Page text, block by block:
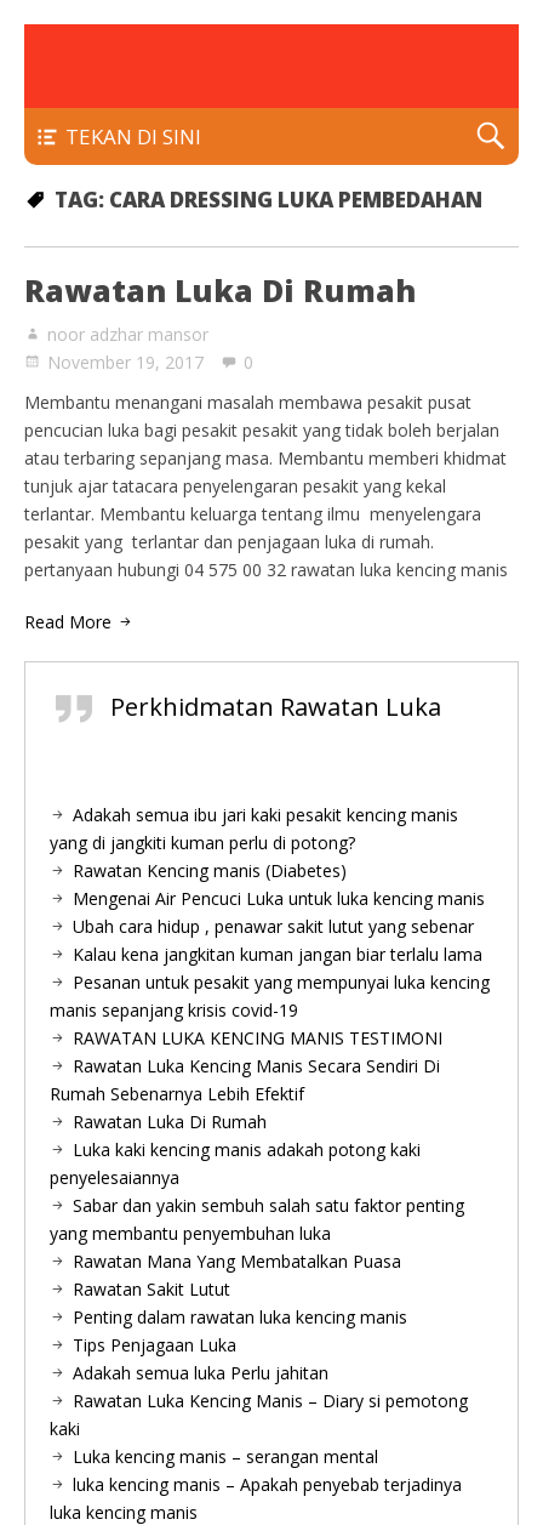
TEKAN DI SINI
TAG: CARA DRESSING LUKA PEMBEDAHAN
Rawatan Luka Di Rumah
noor adzhar mansor
November 19, 2017
0
Membantu menangani masalah membawa pesakit pusat
pencucian luka bagi pesakit pesakit yang tidak boleh berjalan
atau terbaring sepanjang masa. Membantu memberi khidmat
tunjuk ajar tatacara penyelengaran pesakit yang kekal
terlantar. Membantu keluarga tentang ilmu menyelengara
pesakit yang terlantar dan penjagaan luka di rumah.
pertanyaan hubungi 04 575 00 32 rawatan luka kencing manis
Read More
Perkhidmatan Rawatan Luka
Adakah semua ibu jari kaki pesakit kencing manis
yang di jangkiti kuman perlu di potong?
Rawatan Kencing manis (Diabetes)
Mengenai Air Pencuci Luka untuk luka kencing manis
Ubah cara hidup , penawar sakit lutut yang sebenar
Kalau kena jangkitan kuman jangan biar terlalu lama
Pesanan untuk pesakit yang mempunyai luka kencing
manis sepanjang krisis covid-19
RAWATAN LUKA KENCING MANIS TESTIMONI
Rawatan Luka Kencing Manis Secara Sendiri Di
Rumah Sebenarnya Lebih Efektif
Rawatan Luka Di Rumah
Luka kaki kencing manis adakah potong kaki
penyelesaiannya
Sabar dan yakin sembuh salah satu faktor penting
yang membantu penyembuhan luka
Rawatan Mana Yang Membatalkan Puasa
Rawatan Sakit Lutut
Penting dalam rawatan luka kencing manis
Tips Penjagaan Luka
Adakah semua luka Perlu jahitan
Rawatan Luka Kencing Manis – Diary si pemotong
kaki
Luka kencing manis – serangan mental
luka kencing manis – Apakah penyebab terjadinya
luka kencing manis